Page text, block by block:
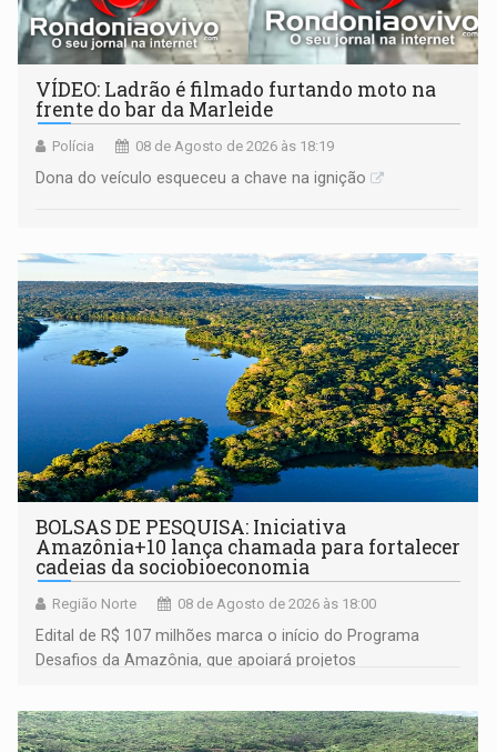
VÍDEO: Ladrão é filmado furtando moto na
frente do bar da Marleide
Polícia 08 de Agosto de 2026 às 18:19
Dona do veículo esqueceu a chave na ignição
BOLSAS DE PESQUISA: Iniciativa
Amazônia+10 lança chamada para fortalecer
cadeias da sociobioeconomia
Região Norte 08 de Agosto de 2026 às 18:00
Edital de R$ 107 milhões marca o início do Programa
Desafios da Amazônia, que apoiará projetos
submissão de pré-propostas poderá ser feita até 1º de
setembro